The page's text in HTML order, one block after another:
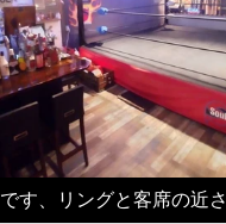
す、リングと客席の近さ